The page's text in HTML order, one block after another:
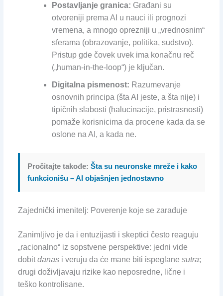
Postavljanje granica: Građani su
otvoreniji prema AI u nauci ili prognozi
vremena, a mnogo oprezniji u „vrednosnim“
sferama (obrazovanje, politika, sudstvo).
Pristup gde čovek uvek ima konačnu reč
(„human-in-the-loop“) je ključan.
Digitalna pismenost: Razumevanje
osnovnih principa (šta AI jeste, a šta nije) i
tipičnih slabosti (halucinacije, pristrasnosti)
pomaže korisnicima da procene kada da se
oslone na AI, a kada ne.
Pročitajte takođe: Šta su neuronske mreže i kako
funkcionišu – AI objašnjen jednostavno
Zajednički imenitelj: Poverenje koje se zarađuje
Zanimljivo je da i entuzijasti i skeptici često reaguju
„racionalno“ iz sopstvene perspektive: jedni vide
dobitdanasi veruju da će mane biti ispeglane sutra;
drugi doživljavaju rizike kao neposredne, lične i
teško kontrolisane.